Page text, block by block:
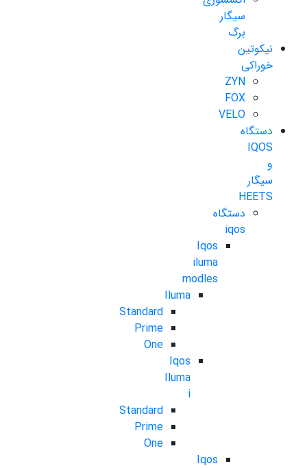
سیگار
برگ
نیکوتین
خوراکی
ZYN
FOX
VELO
دستگاه
IQOS
و
سیگار
HEETS
دستگاه
iqos
Iqos
iluma
modles
Iluma
Standard
Prime
One
Iqos
Iluma
i
Standard
Prime
One
Iqos